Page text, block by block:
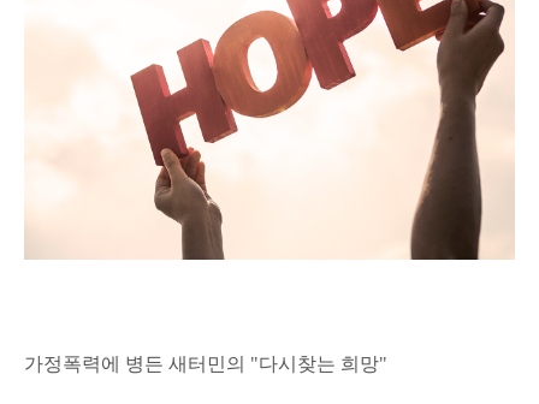
가정폭력에 병든 새터민의 "다시찾는 희망"